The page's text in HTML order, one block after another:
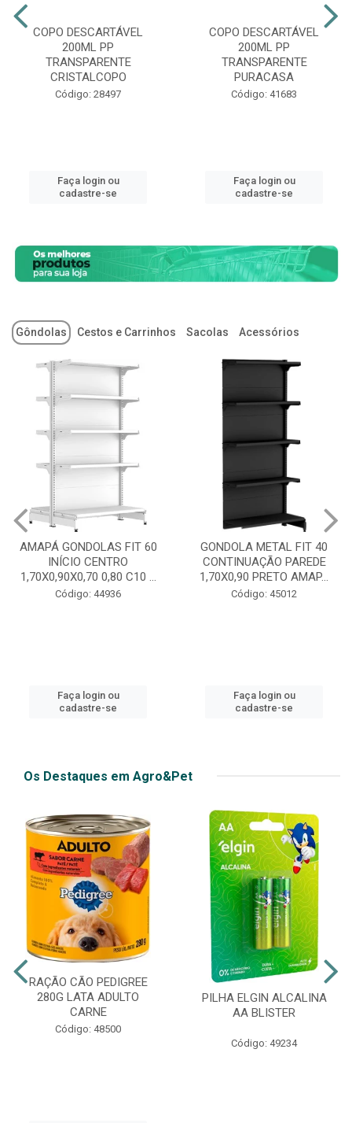
COPO DESCARTÁVEL
200ML PP
TRANSPARENTE
CRISTALCOPO
Código: 28497
Faça login ou
cadastre-se
COPO DESCARTÁVEL
200ML PP
TRANSPARENTE
PURACASA
Código: 41683
Faça login ou
cadastre-se
Gôndolas Cestos e Carrinhos Sacolas Acessórios
GONDOLA METAL FIT 40
CONTINUAÇÃO PAREDE
1,70X0,90 PRETO AMAP...
Código: 45012
Faça login ou
cadastre-se
GONDOLA METAL FIT 40
INICIO CENTRO 1,70X0,90
PRETO AMAPÁ
Código: 45013
cadastre-se
Os Destaques em Agro&Pet
RAÇÃO CÃO PEDIGREE
280G LATA ADULTO
CARNE
Código: 48500
PILHA ELGIN ALCALINA
AA BLISTER
Código: 49234